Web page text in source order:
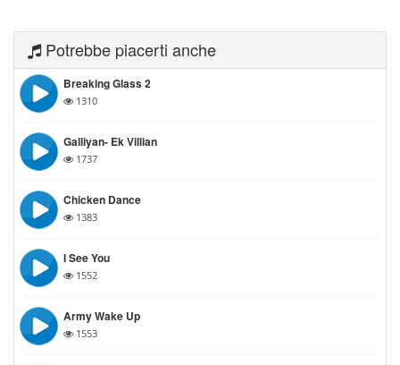
Potrebbe piacerti anche
Breaking Glass 2
1310
Galliyan- Ek Villian
1737
Chicken Dance
1383
I See You
1552
Army Wake Up
1553